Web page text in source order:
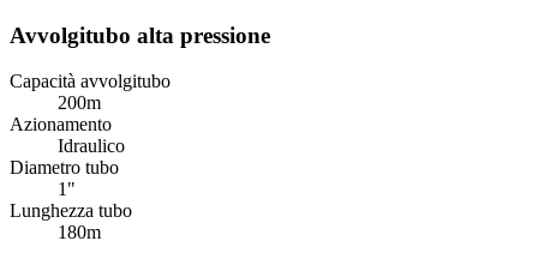
Avvolgitubo alta pressione
Capacità avvolgitubo
200m
Azionamento
Idraulico
Diametro tubo
1"
Lunghezza tubo
180m